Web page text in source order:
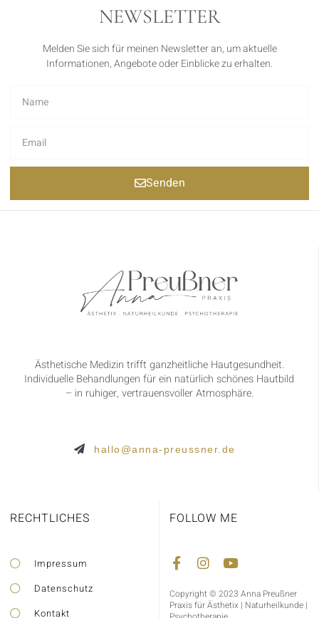
NEWSLETTER
Melden Sie sich für meinen Newsletter an, um aktuelle
Informationen, Angebote oder Einblicke zu erhalten.
Senden
Ästhetische Medizin trifft ganzheitliche Hautgesundheit.
Individuelle Behandlungen für ein natürlich schönes Hautbild
– in ruhiger, vertrauensvoller Atmosphäre.
hallo@anna-preussner.de
RECHTLICHES
Impressum
Datenschutz
Kontakt
FOLLOW ME
Copyright © 2023 Anna Preußner
Praxis für Ästhetix | Naturheilkunde |